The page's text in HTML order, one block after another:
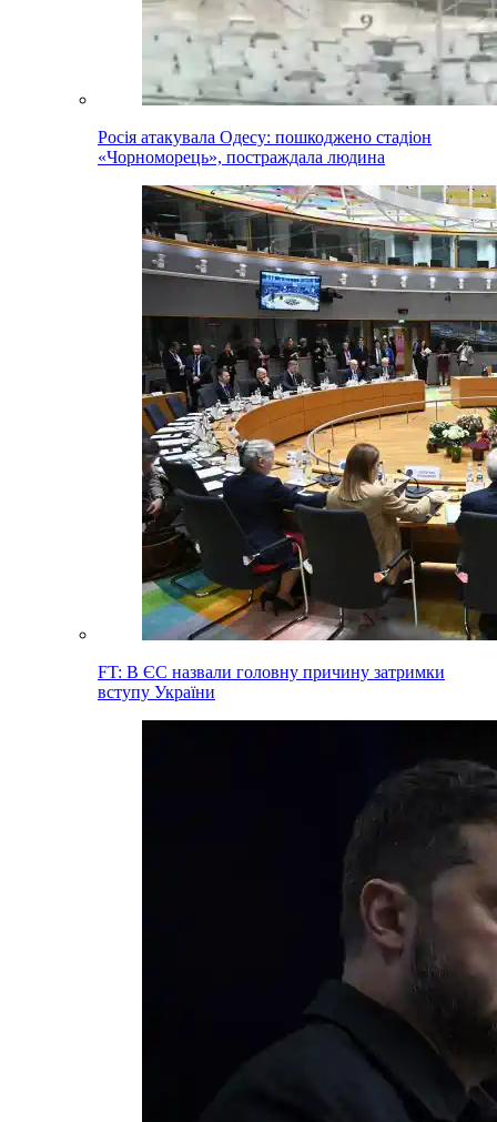
Росія атакувала Одесу: пошкоджено стадіон
«Чорноморець», постраждала людина
FT: В ЄС назвали головну причину затримки
вступу України